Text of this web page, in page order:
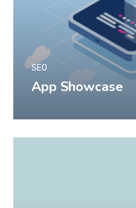
App Showcase
SEO